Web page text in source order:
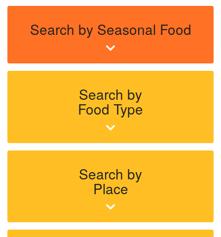
Search by Seasonal Food
Search by
Food Type
Search by
Place